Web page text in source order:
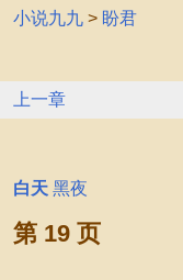
小说九九 > 盼君
上一章
白天 黑夜
第 19 页